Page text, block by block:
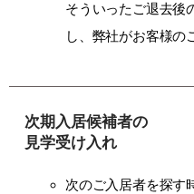
そういったご退去後
し、弊社がお客様の
次期入居候補者の
見学受け入れ
次のご入居者を探す